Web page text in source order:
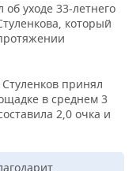
уходе 33-летнего
который
принял
в среднем 3
2,0 очка и